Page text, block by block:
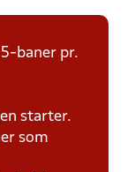
baner pr.
starter.
som